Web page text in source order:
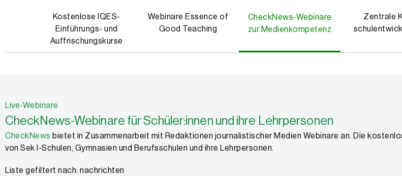
Kostenlose IQES-
Einführungs- und
Auffrischungskurse
Webinare Essence of
Good Teaching
CheckNews-Webinare
zur Medienkompetenz
Zentrale
Live-Webinare
CheckNews-Webinare für Schüler:innen und ihre Lehrpersonen
CheckNews bietet in Zusammenarbeit mit Redaktionen journalistischer Medien Webinare an. Die
von Sek I-Schulen, Gymnasien und Berufsschulen und ihre Lehrpersonen.
Liste gefiltert nach: nachrichten